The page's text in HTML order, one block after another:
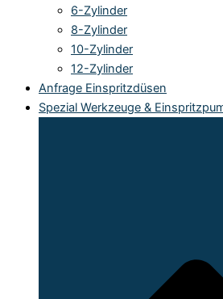
6-Zylinder
8-Zylinder
10-Zylinder
12-Zylinder
Anfrage Einspritzdüsen
Spezial Werkzeuge &